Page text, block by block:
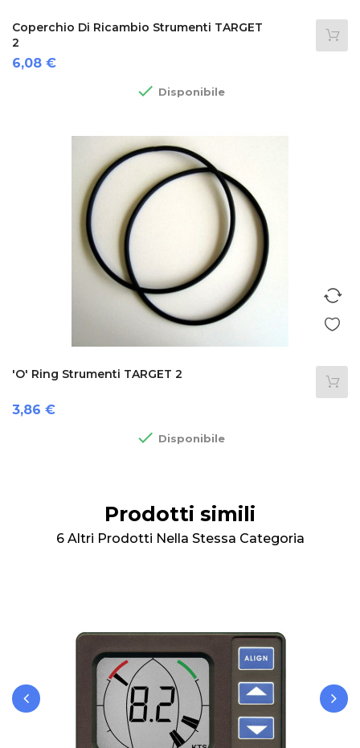
Coperchio Di Ricambio Strumenti TARGET
2
Prezzo
6,08 €
 Disponibile
'O' Ring Strumenti TARGET 2
Prezzo
3,86 €
 Disponibile
Prodotti simili
6 Altri Prodotti Nella Stessa Categoria